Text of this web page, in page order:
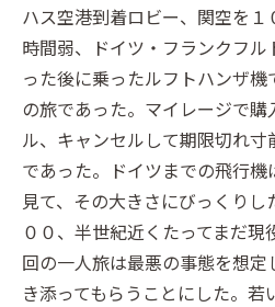
ハス空港到着ロビー、関空を１
時間弱、ドイツ・フランクフ
った後に乗ったルフトハンザ
の旅であった。マイレージで
ル、キャンセルして期限切れ
であった。ドイツまでの飛行
見て、その大きさにびっくり
００、半世紀近くたってまだ
回の一人旅は最悪の事態を想
き添ってもらうことにした。